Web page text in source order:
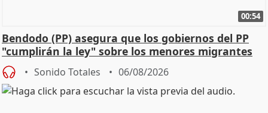
00:54
Bendodo (PP) asegura que los gobiernos del PP
"cumplirán la ley" sobre los menores migrantes
Sonido Totales 06/08/2026